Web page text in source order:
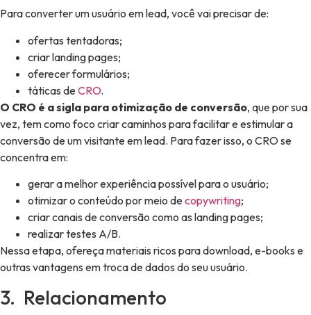
Para converter um usuário em lead, você vai precisar de:
ofertas tentadoras;
criar landing pages;
oferecer formulários;
táticas deCRO.
O CRO é a sigla para otimização de conversão, que por sua
vez, tem como foco criar caminhos para facilitar e estimular a
conversão de um visitante em lead. Para fazer isso, o CRO se
concentra em:
gerar a melhor experiência possível para o usuário;
otimizar o conteúdo por meio decopywriting;
criar canais de conversão como as landing pages;
realizar testes A/B.
Nessa etapa, ofereça materiais ricos para download, e-books e
outras vantagens em troca de dados do seu usuário.
3. Relacionamento